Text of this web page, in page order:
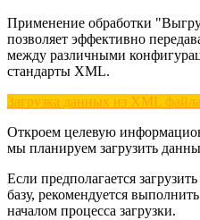
Применение обработки
позволяет эффективно
между различными
стандарты XML.
Загрузка данных из XML
Откроем целевую
мы планируем загрузить
Если предполагается
базу, рекомендуется
началом процесса загрузки.